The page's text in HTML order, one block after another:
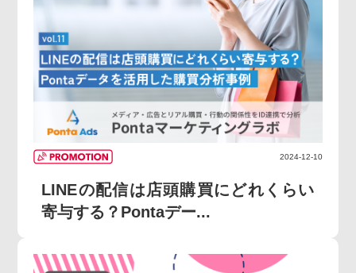
2024-12-10
LINEの配信は店頭購買にどれくらい
寄与する？Pontaデー...